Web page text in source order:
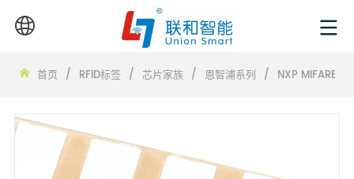
首页 / RFID标签 / 芯片家族 / 恩智浦系列 / NXP MIFARE